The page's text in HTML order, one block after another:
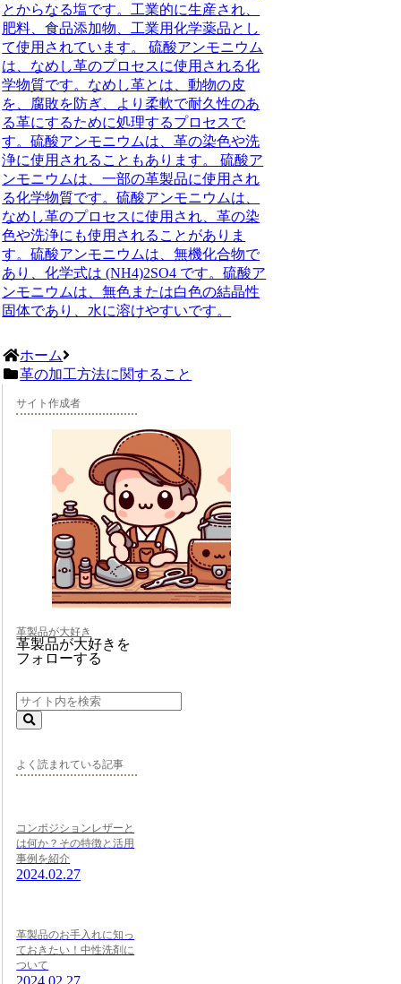
とからなる塩です。工業的に生産され、
肥料、食品添加物、工業用化学薬品とし
て使用されています。 硫酸アンモニウム
は、なめし革のプロセスに使用される化
学物質です。なめし革とは、動物の皮
を、腐敗を防ぎ、より柔軟で耐久性のあ
る革にするために処理するプロセスで
す。硫酸アンモニウムは、革の染色や洗
浄に使用されることもあります。 硫酸ア
ンモニウムは、一部の革製品に使用され
る化学物質です。硫酸アンモニウムは、
なめし革のプロセスに使用され、革の染
色や洗浄にも使用されることがありま
す。硫酸アンモニウムは、無機化合物で
あり、化学式は (NH4)2SO4 です。硫酸ア
ンモニウムは、無色または白色の結晶性
固体であり、水に溶けやすいです。
ホーム
革の加工方法に関すること
サイト作成者
革製品が大好き
革製品が大好きを
フォローする
よく読まれている記事
コンポジションレザーと
は何か？その特徴と活用
事例を紹介
2024.02.27
革製品のお手入れに知っ
ておきたい！中性洗剤に
ついて
2024.02.27